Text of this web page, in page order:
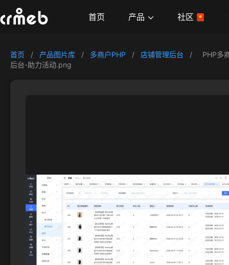
首页 产品 社区
首页 / 产品图片库 / 多商户PHP / 店铺管理后台 /
PHP多
后台-助力活动.png